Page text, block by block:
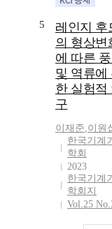
5
레인지 후
의 형상변
에 따른
및 역류에
한 실험적
구
이재준,이원
한국기계
학회
2023
한국기계
학회지
Vol.25